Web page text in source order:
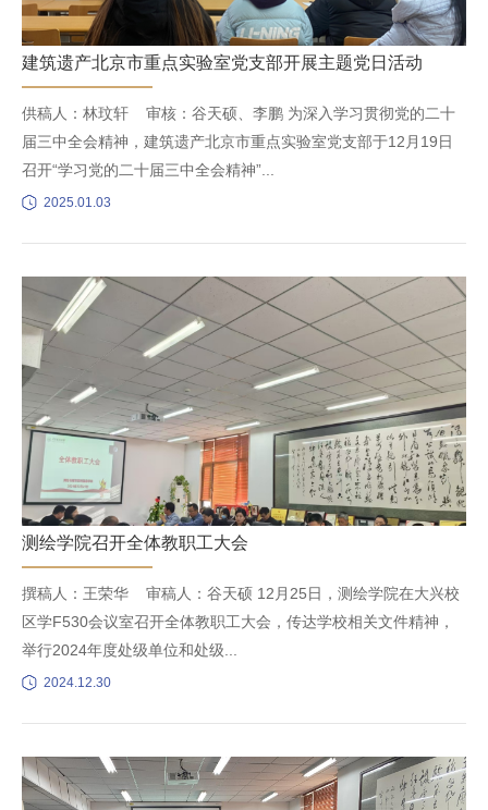
​建筑遗产北京市重点实验室党支部开展主题党日活动
供稿人：林玟轩 审核：谷天硕、李鹏 为深入学习贯彻党的二十
届三中全会精神，建筑遗产北京市重点实验室党支部于12月19日
召开“学习党的二十届三中全会精神”...
2025.01.03
测绘学院召开全体教职工大会
撰稿人：王荣华 审稿人：谷天硕 12月25日，测绘学院在大兴校
区学F530会议室召开全体教职工大会，传达学校相关文件精神，
举行2024年度处级单位和处级...
2024.12.30